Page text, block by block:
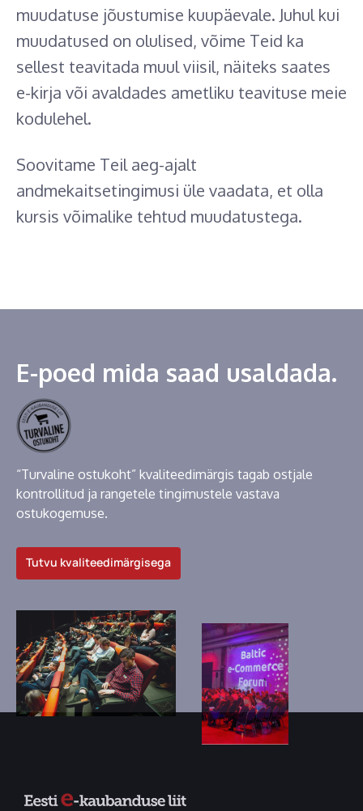
muudatuse jõustumise kuupäevale. Juhul kui
muudatused on olulised, võime Teid ka
sellest teavitada muul viisil, näiteks saates
e-kirja või avaldades ametliku teavituse meie
kodulehel.
Soovitame Teil aeg-ajalt
andmekaitsetingimusi üle vaadata, et olla
kursis võimalike tehtud muudatustega.
E-poed mida saad usaldada.
“Turvaline ostukoht” kvaliteedimärgis tagab ostjale
kontrollitud ja rangetele tingimustele vastava
ostukogemuse.
Tutvu kvaliteedimärgisega